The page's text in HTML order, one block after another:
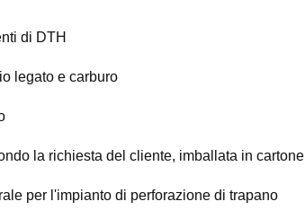
di DTH
legato e carburo
la richiesta del cliente, imballata in cartone
per l'impianto di perforazione di trapano